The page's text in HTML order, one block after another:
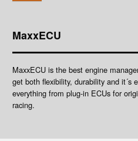
MaxxECU
MaxxECU is the best engine
get both flexibility, durability and it´s
everything from plug-in ECUs for
racing.